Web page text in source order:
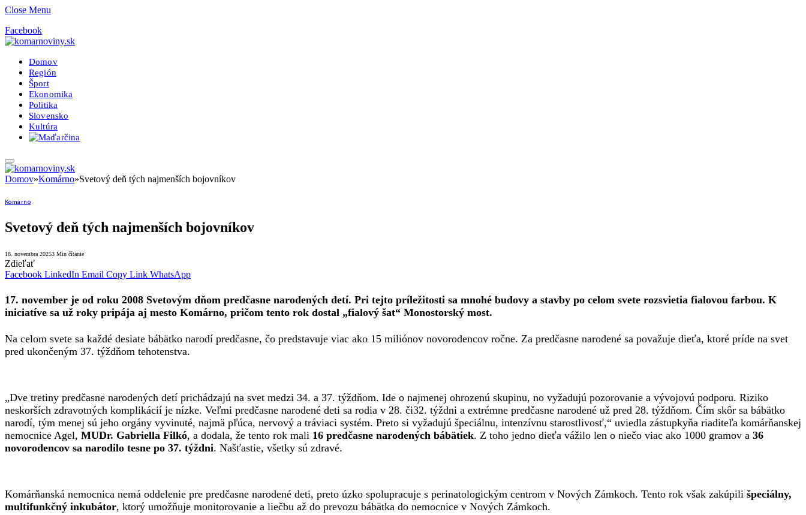
Close Menu
Facebook
Domov
Región
Šport
Ekonomika
Politika
Slovensko
Kultúra
Domov»Komárno»Svetový deň tých najmenších bojovníkov
Komárno
Svetový deň tých najmenších bojovníkov
18. novembra 20253 Min čítanie
Zdieľať
Facebook LinkedIn Email Copy Link WhatsApp
17. november je od roku 2008 Svetovým dňom predčasne narodených detí. Pri tejto príležitosti sa mnohé budovy a stavby po celom svete rozsvietia fialovou farbou. K
iniciatíve sa už roky pripája aj mesto Komárno, pričom tento rok dostal „fialový šat“ Monostorský most.
Na celom svete sa každé desiate bábätko narodí predčasne, čo predstavuje viac ako 15 miliónov novorodencov ročne. Za predčasne narodené sa považuje dieťa, ktoré príde na svet
pred ukončeným 37. týždňom tehotenstva.
„Dve tretiny predčasne narodených detí prichádzajú na svet medzi 34. a 37. týždňom. Ide o najmenej ohrozenú skupinu, no vyžadujú pozorovanie a vývojovú podporu. Riziko
neskorších zdravotných komplikácií je nízke. Veľmi predčasne narodené deti sa rodia v 28. či32. týždni a extrémne predčasne narodené už pred 28. týždňom. Čím skôr sa bábätko
narodí, tým menej sú jeho orgány vyvinuté, najmä pľúca, nervový a tráviaci systém. Preto si vyžadujú špeciálnu, intenzívnu starostlivosť,“ uviedla zástupkyňa riaditeľa komárňanskej
nemocnice Agel, MUDr. Gabriella Filkó, a dodala, že tento rok mali 16 predčasne narodených bábätiek. Z toho jedno dieťa vážilo len o niečo viac ako 1000 gramov a 36
novorodencov sa narodilo tesne po 37. týždni. Našťastie, všetky sú zdravé.
Komárňanská nemocnica nemá oddelenie pre predčasne narodené deti, preto úzko spolupracuje s perinatologickým centrom v Nových Zámkoch. Tento rok však zakúpili špeciálny,
multifunkčný inkubátor, ktorý umožňuje monitorovanie a liečbu až do prevozu bábätka do nemocnice v Nových Zámkoch.